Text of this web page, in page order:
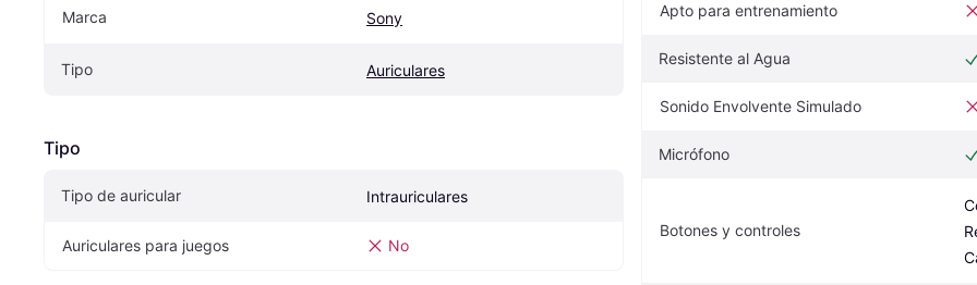
Marca Sony
Tipo Auriculares
Tipo
Tipo de auricular Intrauriculares
Auriculares para juegos No
Apto para entrenamiento
Resistente al Agua
Sonido Envolvente Simulado
Micrófono
Botones y controles